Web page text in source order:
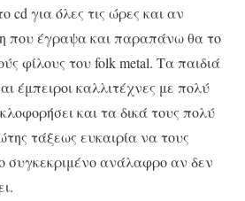
cd για όλες τις ώρες και αν
που έγραψα και παραπάνω θα το
φίλους του folk metal. Τα παιδιά
έμπειροι καλλιτέχνες με πολύ
και τα δικά τους πολύ
τάξεως ευκαιρία να τους
συγκεκριμένο ανάλαφρο αν δεν